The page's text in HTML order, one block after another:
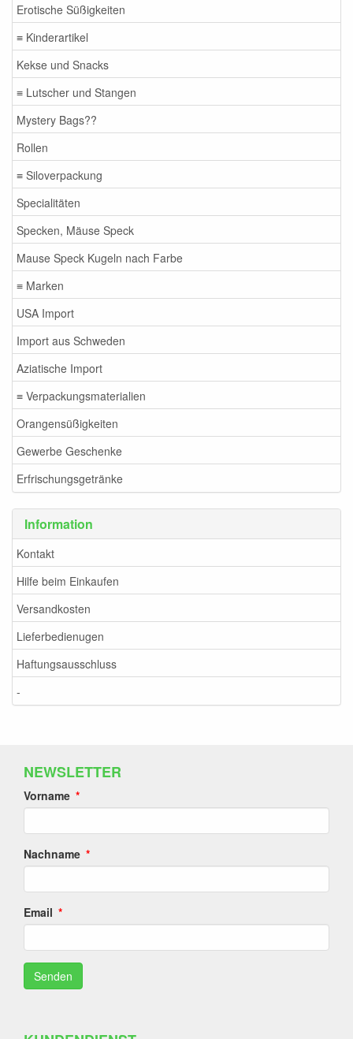
Erotische Süßigkeiten
≡ Kinderartikel
Kekse und Snacks
≡ Lutscher und Stangen
Mystery Bags??
Rollen
≡ Siloverpackung
Specialitäten
Specken, Mäuse Speck
Mause Speck Kugeln nach Farbe
≡ Marken
USA Import
Import aus Schweden
Aziatische Import
≡ Verpackungsmaterialien
Orangensüßigkeiten
Gewerbe Geschenke
Erfrischungsgetränke
Information
Kontakt
Hilfe beim Einkaufen
Versandkosten
Lieferbedienugen
Haftungsausschluss
-
NEWSLETTER
Vorname
Nachname
Email